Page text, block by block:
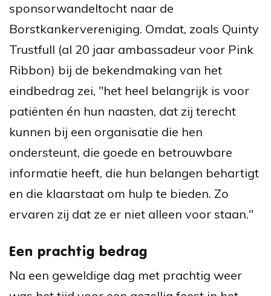
sponsorwandeltocht naar de
Borstkankervereniging. Omdat, zoals Quinty
Trustfull (al 20 jaar ambassadeur voor Pink
Ribbon) bij de bekendmaking van het
eindbedrag zei, "het heel belangrijk is voor
patiënten én hun naasten, dat zij terecht
kunnen bij een organisatie die hen
ondersteunt, die goede en betrouwbare
informatie heeft, die hun belangen behartigt
en die klaarstaat om hulp te bieden. Zo
ervaren zij dat ze er niet alleen voor staan."
Een prachtig bedrag
Na een geweldige dag met prachtig weer